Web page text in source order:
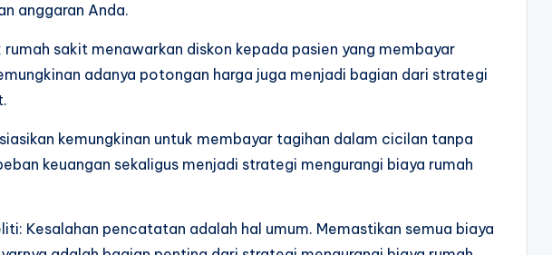
anggaran Anda.
rumah sakit menawarkan diskon kepada pasien yang membayar
adanya potongan harga juga menjadi bagian dari strategi
kemungkinan untuk membayar tagihan dalam cicilan tanpa
keuangan sekaligus menjadi strategi mengurangi biaya rumah
Kesalahan pencatatan adalah hal umum. Memastikan semua biaya